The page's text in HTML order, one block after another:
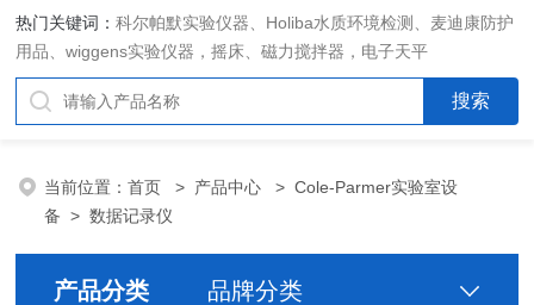
热门关键词：科尔帕默实验仪器、Holiba水质环境检测、麦迪康防护
用品、wiggens实验仪器，摇床、磁力搅拌器，电子天平
当前位置：首页 > 产品中心 >Cole-Parmer实验室设
备 >数据记录仪
产品分类 品牌分类